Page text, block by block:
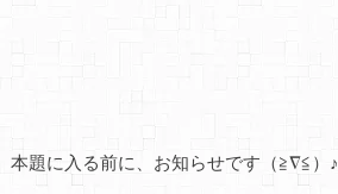
本題に入る前に、お知らせです（≧∇≦）♪